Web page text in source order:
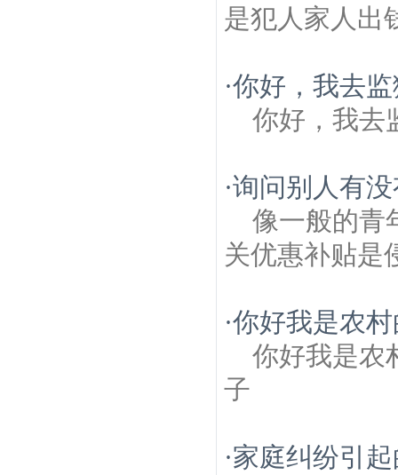
是犯人家人出
·你好，我去
你好，我去
·询问别人有
像一般的青
关优惠补贴是
·你好我是农
你好我是农
子
·家庭纠纷引